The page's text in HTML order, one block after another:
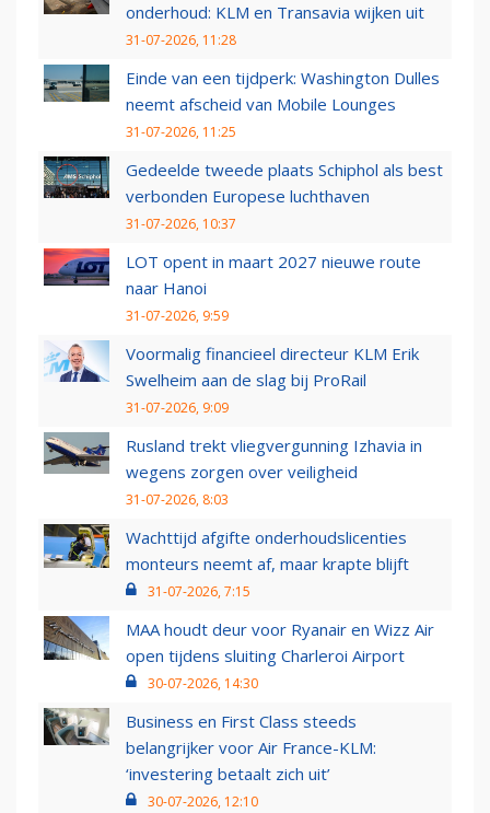
onderhoud: KLM en Transavia wijken uit
31-07-2026, 11:28
Einde van een tijdperk: Washington Dulles
neemt afscheid van Mobile Lounges
31-07-2026, 11:25
Gedeelde tweede plaats Schiphol als best
verbonden Europese luchthaven
31-07-2026, 10:37
LOT opent in maart 2027 nieuwe route
naar Hanoi
31-07-2026, 9:59
Voormalig financieel directeur KLM Erik
Swelheim aan de slag bij ProRail
31-07-2026, 9:09
Rusland trekt vliegvergunning Izhavia in
wegens zorgen over veiligheid
31-07-2026, 8:03
Wachttijd afgifte onderhoudslicenties
monteurs neemt af, maar krapte blijft
31-07-2026, 7:15
MAA houdt deur voor Ryanair en Wizz Air
open tijdens sluiting Charleroi Airport
30-07-2026, 14:30
Business en First Class steeds
belangrijker voor Air France-KLM:
‘investering betaalt zich uit’
30-07-2026, 12:10